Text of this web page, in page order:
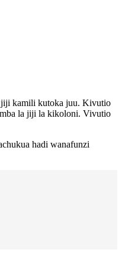
jiji kamili kutoka juu. Kivutio
la jiji la kikoloni. Vivutio
hadi wanafunzi